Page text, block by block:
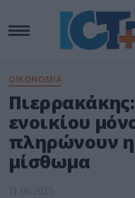
ΟΙΚΟΝΟΜΙΑ
ενοικίου
πληρώνουν
μίσθωμα
11.06.2025